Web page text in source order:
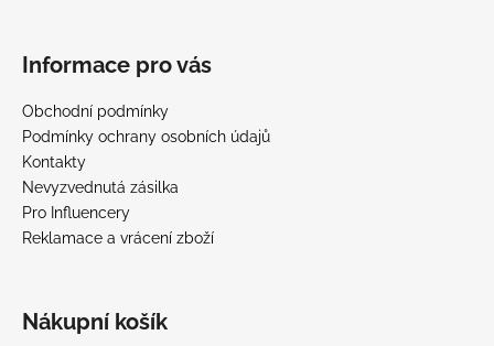
Informace pro vás
Obchodní podmínky
Podmínky ochrany osobních údajů
Kontakty
Nevyzvednutá zásilka
Pro Influencery
Reklamace a vrácení zboží
Nákupní košík